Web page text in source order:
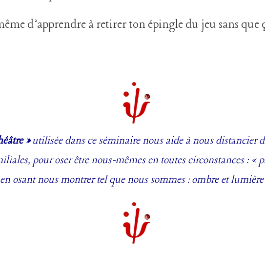
d’apprendre à retirer ton épingle du jeu sans que
»utilisée dans ce séminaire nous aide à nous distancier
pour oser être nous-mêmes en toutes circonstances : «
osant nous montrer tel que nous sommes : ombre et